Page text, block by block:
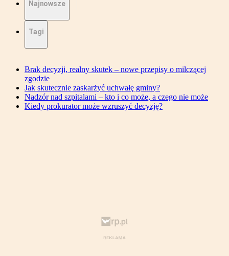
Najnowsze
Tagi
Brak decyzji, realny skutek – nowe przepisy o milczącej
zgodzie
Jak skutecznie zaskarżyć uchwałę gminy?
Nadzór nad szpitalami – kto i co może, a czego nie może
Kiedy prokurator może wzruszyć decyzję?